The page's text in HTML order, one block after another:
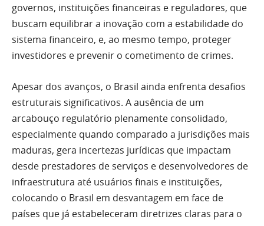
governos, instituições financeiras e reguladores, que
buscam equilibrar a inovação com a estabilidade do
sistema financeiro, e, ao mesmo tempo, proteger
investidores e prevenir o cometimento de crimes.
Apesar dos avanços, o Brasil ainda enfrenta desafios
estruturais significativos. A ausência de um
arcabouço regulatório plenamente consolidado,
especialmente quando comparado a jurisdições mais
maduras, gera incertezas jurídicas que impactam
desde prestadores de serviços e desenvolvedores de
infraestrutura até usuários finais e instituições,
colocando o Brasil em desvantagem em face de
países que já estabeleceram diretrizes claras para o